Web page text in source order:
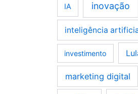
IA inovação
inteligência
investimento
marketing digital